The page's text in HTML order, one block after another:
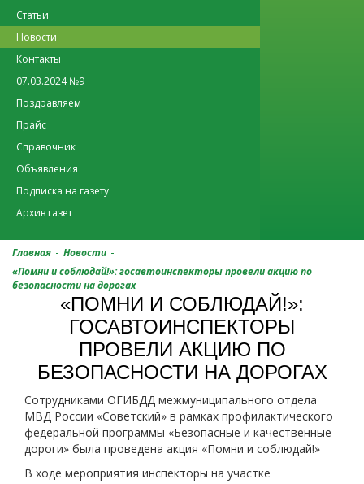
Статьи
Новости
Контакты
07.03.2024 №9
Поздравляем
Прайс
Справочник
Объявления
Подписка на газету
Архив газет
Главная - Новости -
«Помни и соблюдай!»: госавтоинспекторы провели акцию по
безопасности на дорогах
«ПОМНИ И СОБЛЮДАЙ!»:
ГОСАВТОИНСПЕКТОРЫ
ПРОВЕЛИ АКЦИЮ ПО
БЕЗОПАСНОСТИ НА ДОРОГАХ
Сотрудниками ОГИБДД межмуниципального отдела
МВД России «Советский» в рамках профилактического
федеральной программы «Безопасные и качественные
дороги» была проведена акция «Помни и соблюдай!»
В ходе мероприятия инспекторы на участке